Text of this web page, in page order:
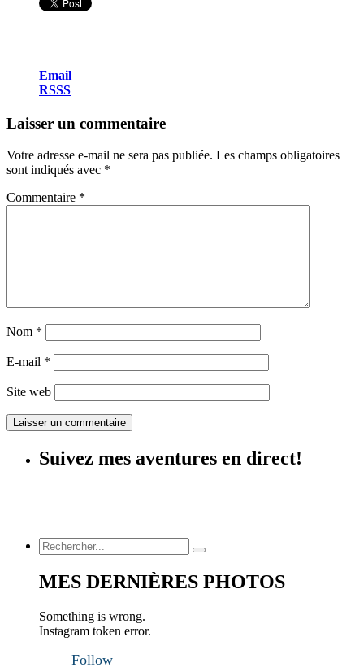
Email
RSSS
Laisser un commentaire
Votre adresse e-mail ne sera pas publiée. Les champs obligatoires
sont indiqués avec *
Commentaire *
Nom *
E-mail *
Site web
Suivez mes aventures en direct!
MES DERNIÈRES PHOTOS
Something is wrong.
Instagram token error.
Follow